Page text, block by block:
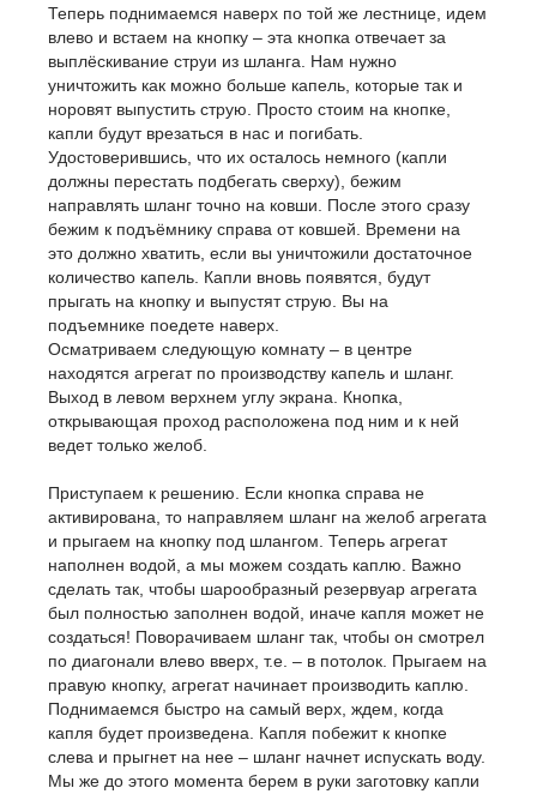
Теперь поднимаемся наверх по той же лестнице, идем
влево и встаем на кнопку – эта кнопка отвечает за
выплёскивание струи из шланга. Нам нужно
уничтожить как можно больше капель, которые так и
норовят выпустить струю. Просто стоим на кнопке,
капли будут врезаться в нас и погибать.
Удостоверившись, что их осталось немного (капли
должны перестать подбегать сверху), бежим
направлять шланг точно на ковши. После этого сразу
бежим к подъёмнику справа от ковшей. Времени на
это должно хватить, если вы уничтожили достаточное
количество капель. Капли вновь появятся, будут
прыгать на кнопку и выпустят струю. Вы на
подъемнике поедете наверх.
Осматриваем следующую комнату – в центре
находятся агрегат по производству капель и шланг.
Выход в левом верхнем углу экрана. Кнопка,
открывающая проход расположена под ним и к ней
ведет только желоб.
Приступаем к решению. Если кнопка справа не
активирована, то направляем шланг на желоб агрегата
и прыгаем на кнопку под шлангом. Теперь агрегат
наполнен водой, а мы можем создать каплю. Важно
сделать так, чтобы шарообразный резервуар агрегата
был полностью заполнен водой, иначе капля может не
создаться! Поворачиваем шланг так, чтобы он смотрел
по диагонали влево вверх, т.е. – в потолок. Прыгаем на
правую кнопку, агрегат начинает производить каплю.
Поднимаемся быстро на самый верх, ждем, когда
капля будет произведена. Капля побежит к кнопке
слева и прыгнет на нее – шланг начнет испускать воду.
Мы же до этого момента берем в руки заготовку капли